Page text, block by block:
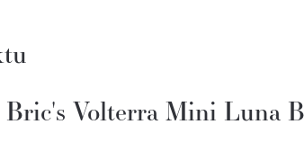
Volterra Mini Luna